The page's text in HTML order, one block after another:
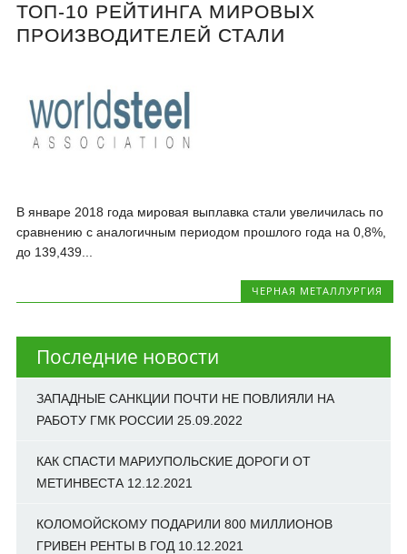
ТОП-10 РЕЙТИНГА МИРОВЫХ
ПРОИЗВОДИТЕЛЕЙ СТАЛИ
В январе 2018 года мировая выплавка стали увеличилась по
сравнению с аналогичным периодом прошлого года на 0,8%,
до 139,439...
ЧЕРНАЯ МЕТАЛЛУРГИЯ
Последние новости
ЗАПАДНЫЕ САНКЦИИ ПОЧТИ НЕ ПОВЛИЯЛИ НА
РАБОТУ ГМК РОССИИ 25.09.2022
КАК СПАСТИ МАРИУПОЛЬСКИЕ ДОРОГИ ОТ
МЕТИНВЕСТА 12.12.2021
КОЛОМОЙСКОМУ ПОДАРИЛИ 800 МИЛЛИОНОВ
ГРИВЕН РЕНТЫ В ГОД 10.12.2021